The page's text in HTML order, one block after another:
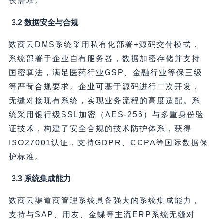
3.2 数据安全与合规
数商云DMS系统采用私有化部署+源码交付模式，
系统部署于企业自有服务器，数据加密存储并支持
国密算法，满足医药行业GSP、金融行业等保三级
等严苛合规要求。企业可基于源码进行二次开发，
无缝对接现有系统，实现业务流程的高度适配。系
统采用银行级SSL加密（AES-256）与多重身份验
证技术，构建了安全合规的技术防护体系，获得
ISO27001认证，支持GDPR、CCPA等国际数据保
护标准。
3.3 系统集成能力
数商云渠道商管理系统具备强大的系统集成能力，
支持与SAP、用友、金蝶等主流ERP系统无缝对